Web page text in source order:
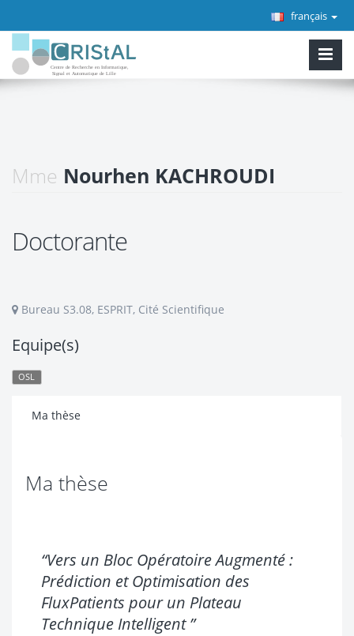
français
Mme Nourhen KACHROUDI
Doctorante
Bureau S3.08, ESPRIT, Cité Scientifique
Equipe(s)
OSL
Ma thèse
Ma thèse
“Vers un Bloc Opératoire Augmenté :
Prédiction et Optimisation des
FluxPatients pour un Plateau
Technique Intelligent ”